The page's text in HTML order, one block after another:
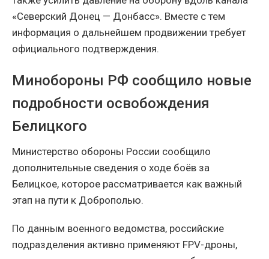
«Северский Донец — Донбасс». Вместе с тем
информация о дальнейшем продвижении требует
официального подтверждения.
Минобороны РФ сообщило новые
подробности освобождения
Белицкого
Министерство обороны России сообщило
дополнительные сведения о ходе боёв за
Белицкое, которое рассматривается как важный
этап на пути к Доброполью.
По данным военного ведомства, российские
подразделения активно применяют FPV-дроны,